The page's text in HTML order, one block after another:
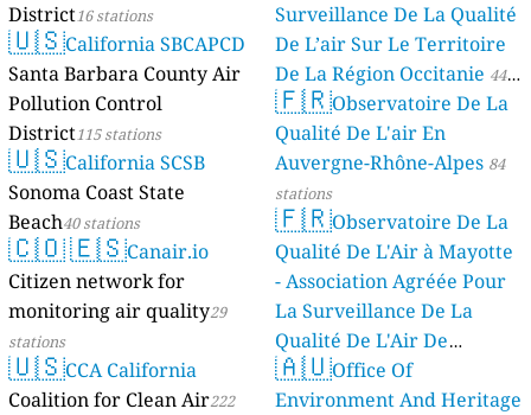
District16 stations
🇺🇸California SBCAPCD
Santa Barbara County Air
Pollution Control
District115 stations
🇺🇸California SCSB
Sonoma Coast State
Beach40 stations
🇨🇴🇪🇸Canair.io
Citizen network for
monitoring air quality29
stations
🇺🇸CCA California
Coalition for Clean Air222
Surveillance De La Qualité
De L’air Sur Le Territoire
De La Région Occitanie 44
stations
🇫🇷Observatoire De La
Qualité De L'air En
Auvergne-Rhône-Alpes 84
stations
🇫🇷Observatoire De La
Qualité De L'Air à Mayotte
- Association Agréée Pour
La Surveillance De La
Qualité De L'Air De
Mayotte 4 stations
🇦🇺Office Of
Environment And Heritage